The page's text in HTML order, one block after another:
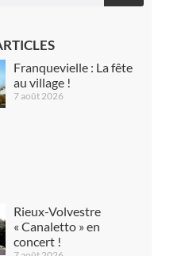
Franquevielle : La fête
au village !
7 août 2026
Rieux-Volvestre
« Canaletto » en
concert !